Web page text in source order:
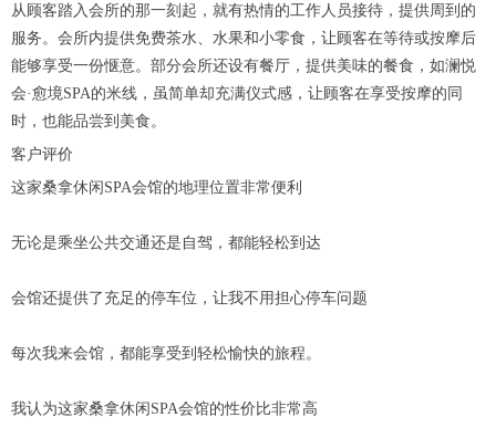
从顾客踏入会所的那一刻起，就有热情的工作人员接待，提供周到的
服务。会所内提供免费茶水、水果和小零食，让顾客在等待或按摩后
能够享受一份惬意。部分会所还设有餐厅，提供美味的餐食，如澜悦
会·愈境SPA的米线，虽简单却充满仪式感，让顾客在享受按摩的同
时，也能品尝到美食。
客户评价
这家桑拿休闲SPA会馆的地理位置非常便利
无论是乘坐公共交通还是自驾，都能轻松到达
会馆还提供了充足的停车位，让我不用担心停车问题
每次我来会馆，都能享受到轻松愉快的旅程。
我认为这家桑拿休闲SPA会馆的性价比非常高